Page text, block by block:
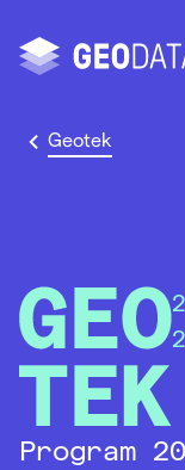
Geotek
Program